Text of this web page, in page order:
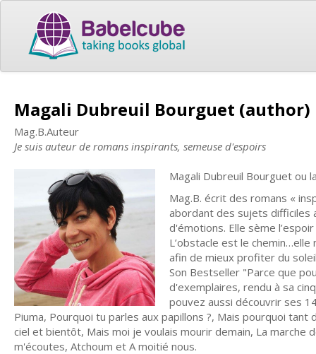
Magali Dubreuil Bourguet (author)
Mag.B.Auteur
Je suis auteur de romans inspirants, semeuse d'espoirs
Magali Dubreuil Bourguet ou
Mag.B. écrit des romans «
abordant des sujets
d'émotions. Elle sème
L’obstacle est le
afin de mieux profiter du
Son Bestseller "Parce que
d'exemplaires, rendu à sa
pouvez aussi découvrir ses
Piuma, Pourquoi tu parles aux papillons ?, Mais pourquoi
ciel et bientôt, Mais moi je voulais mourir demain, La marche
m'écoutes, Atchoum et A moitié nous.